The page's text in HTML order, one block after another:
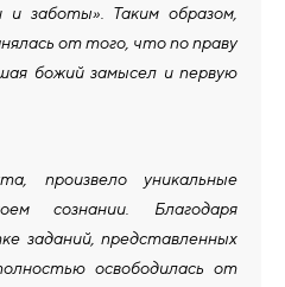
и заботы». Таким образом,
от того, что по праву
божий замысел и первую
произвело уникальные
сознании. Благодаря
заданий, представленных
освободилась от